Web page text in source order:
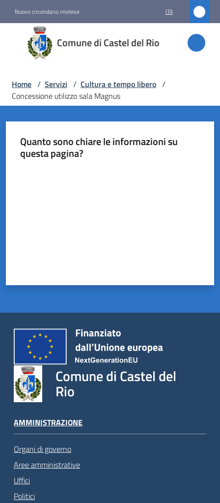
Nuovo circondario imolese ITA
Comune di Castel del Rio
Comune
di
Castel
Amministrazione
Novità
Servizi
Tutti
argomenti
Home / Servizi / Cultura e tempo libero /
Concessione utilizzo sala Magnus
Quanto sono chiare le informazioni su
questa pagina?
Comune di Castel del
Rio
AMMINISTRAZIONE
Organi di governo
Aree amministrative
Uffici
Politici